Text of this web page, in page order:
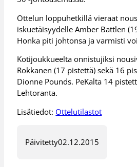
Ottelun loppuhetkillä vieraat
iskuetäisyydelle Amber Battlen
Honka piti johtonsa ja varmisti
Kotijoukkueelta onnistujiksi
Rokkanen (17 pistettä) sekä 16
Dionne Pounds. PeKalta 14
Lehtoranta.
Lisätiedot: Ottelutilastot
Päivitetty02.12.2015